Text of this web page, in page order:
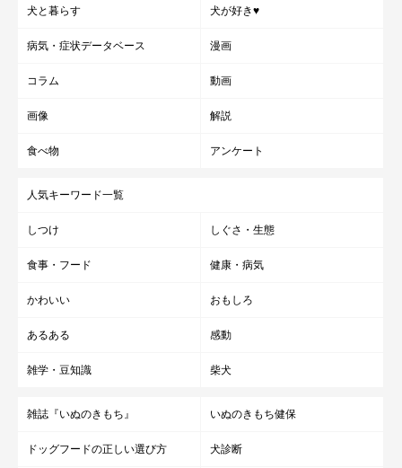
犬と暮らす 犬が好き♥
病気・症状データベース 漫画
コラム 動画
画像 解説
食べ物 アンケート
人気キーワード一覧
しつけ しぐさ・生態
食事・フード 健康・病気
かわいい おもしろ
あるある 感動
雑学・豆知識 柴犬
雑誌『いぬのきもち』 いぬのきもち健保
ドッグフードの正しい選び方 犬診断